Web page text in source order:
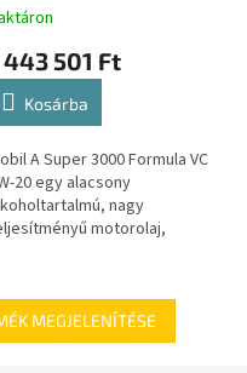
443 501 Ft
Kosárba
A Super 3000 Formula VC
20 egy alacsony
nagy
motorolaj,
20 szabványos...
MEGJELENÍTÉSE